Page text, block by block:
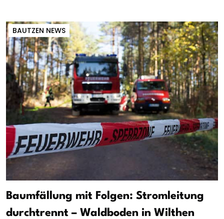
BAUTZEN NEWS
Baumfällung mit Folgen: Stromleitung
durchtrennt – Waldboden in Wilthen